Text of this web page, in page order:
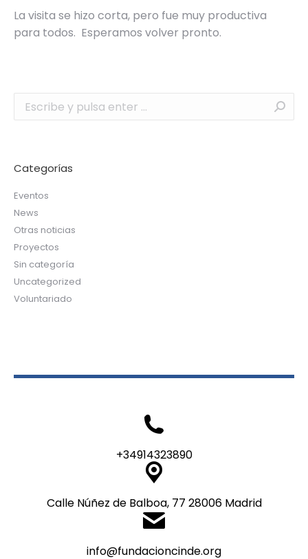
La visita se hizo corta, pero fue muy productiva
para todos. Esperamos volver pronto.
Categorías
Eventos
News
Otras noticias
Proyectos
Sin categoría
Uncategorized
Voluntariado
+34914323890
Calle Núñez de Balboa, 77 28006 Madrid
info@fundacioncinde.org